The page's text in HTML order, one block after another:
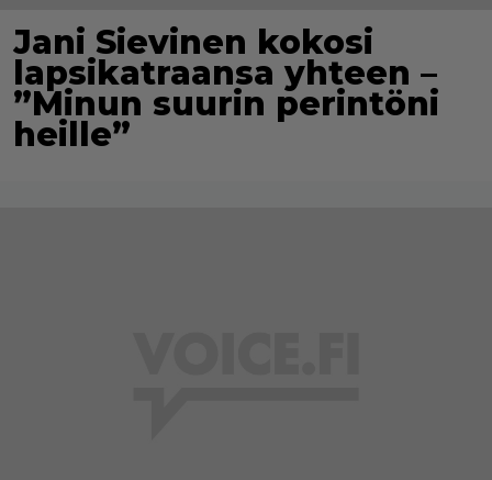
Jani Sievinen kokosi
lapsikatraansa yhteen –
”Minun suurin perintöni
heille”